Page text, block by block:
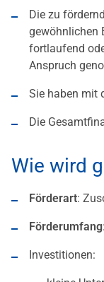
Die zu
gewöhnlichen
fortlaufend
Anspruch
Sie haben mit
Die
Wie wird
Förderart:
Förderumfang:
Investitionen: